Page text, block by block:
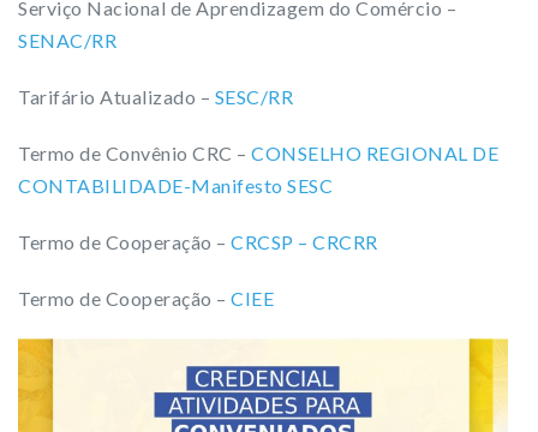
Serviço Nacional de Aprendizagem do Comércio –
SENAC/RR
Tarifário Atualizado – SESC/RR
Termo de Convênio CRC – CONSELHO REGIONAL DE
CONTABILIDADE-Manifesto SESC
Termo de Cooperação – CRCSP – CRCRR
Termo de Cooperação – CIEE